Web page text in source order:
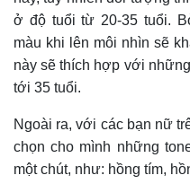
ở độ tuổi từ 20-35 tuổi.
màu khi lên môi nhìn sẽ
này sẽ thích hợp với
tới 35 tuổi.
Ngoài ra, với các bạn nữ
chọn cho mình những
một chút, như: hồng tím,